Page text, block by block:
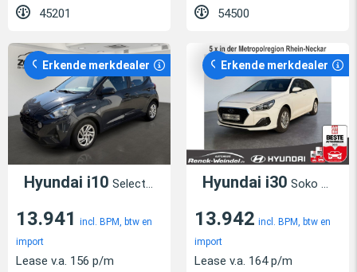
45201
54500
Erkende merkdealer
Hyundai i10 Select Navi Apple CarPlay Android Auto Musik
13.941 incl. BPM, btw en
import
Lease v.a. 156 p/m
Erkende merkdealer
Hyundai i30 Soko Navi 1.4 Benz Fahrerprofil DAB Spurhalteass.
13.942 incl. BPM, btw en
import
Lease v.a. 164 p/m